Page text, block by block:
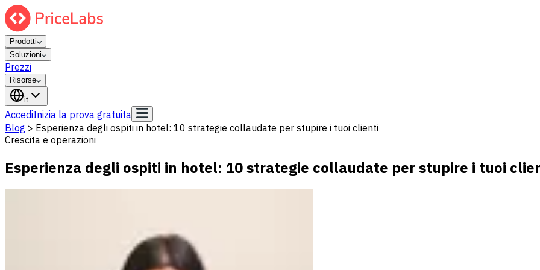
Prodotti
Soluzioni
Prezzi
Risorse
it
AccediInizia la prova gratuita
Blog > Esperienza degli ospiti in hotel: 10 strategie collaudate per stupire i tuoi clienti
Crescita e operazioni
Esperienza degli ospiti in hotel: 10 strategie collaudate per stupire i tuoi